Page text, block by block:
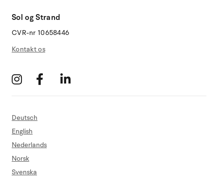
Sol og Strand
CVR-nr 10658446
Kontakt os
Deutsch
English
Nederlands
Norsk
Svenska